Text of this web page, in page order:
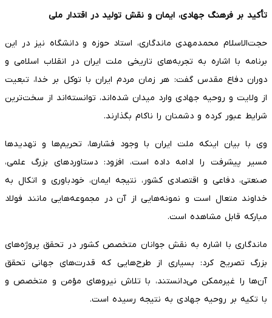
تأکید بر فرهنگ جهادی، ایمان و نقش تولید در اقتدار ملی
حجت‌الاسلام محمدمهدی ماندگاری، استاد حوزه و دانشگاه نیز در این
برنامه با اشاره به تجربه‌های تاریخی ملت ایران در انقلاب اسلامی و
دوران دفاع مقدس گفت: هر زمان مردم ایران با توکل بر خدا، تبعیت
از ولایت و روحیه جهادی وارد میدان شده‌اند، توانسته‌اند از سخت‌ترین
شرایط عبور کرده و دشمنان را ناکام بگذارند.
وی با بیان اینکه ملت ایران با وجود فشارها، تحریم‌ها و تهدیدها
مسیر پیشرفت را ادامه داده است، افزود: دستاوردهای بزرگ علمی،
صنعتی، دفاعی و اقتصادی کشور، نتیجه ایمان، خودباوری و اتکال به
خداوند متعال است و نمونه‌هایی از آن در مجموعه‌هایی مانند فولاد
مبارکه قابل مشاهده است.
ماندگاری با اشاره به نقش جوانان متخصص کشور در تحقق پروژه‌های
بزرگ تصریح کرد: بسیاری از طرح‌هایی که قدرت‌های جهانی تحقق
آن‌ها را غیرممکن می‌دانستند، با تلاش نیروهای مؤمن و متخصص و
با تکیه بر روحیه جهادی به نتیجه رسیده است.